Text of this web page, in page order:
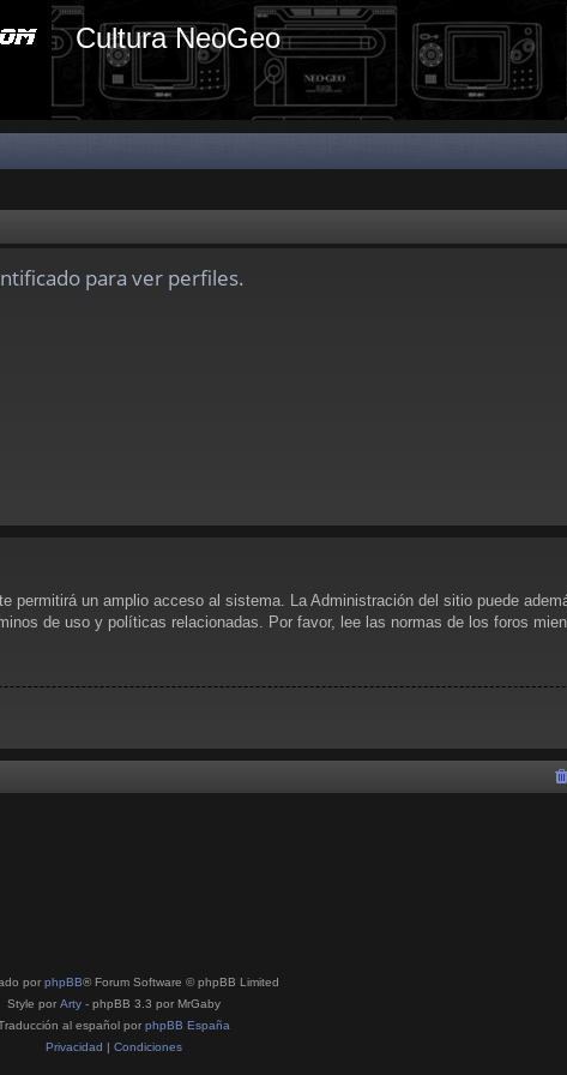
Cultura NeoGeo
para ver perfiles.
un amplio acceso al sistema. La Administración del sitio puede
de uso y políticas relacionadas. Por favor, lee las normas de los foros
por phpBB® Forum Software © phpBB Limited
Style por Arty - phpBB 3.3 por MrGaby
al español por phpBB España
Privacidad | Condiciones